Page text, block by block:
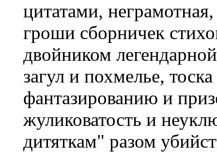
цитатами,
гроши сборничек
двойником
загул и похмелье,
фантазированию и
жуликоватость и
дитяткам" разом